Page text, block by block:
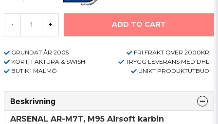
- + ADD TO CART
GRUNDAT ÅR 2005
FRI FRAKT ÖVER 2000KR
KORT, FAKTURA & SWISH
TRYGG LEVERANS MED DHL
BUTIK I MALMÖ
UNIKT PRODUKTUTBUD
Beskrivning
ARSENAL AR-M7T, M95 Airsoft karbin